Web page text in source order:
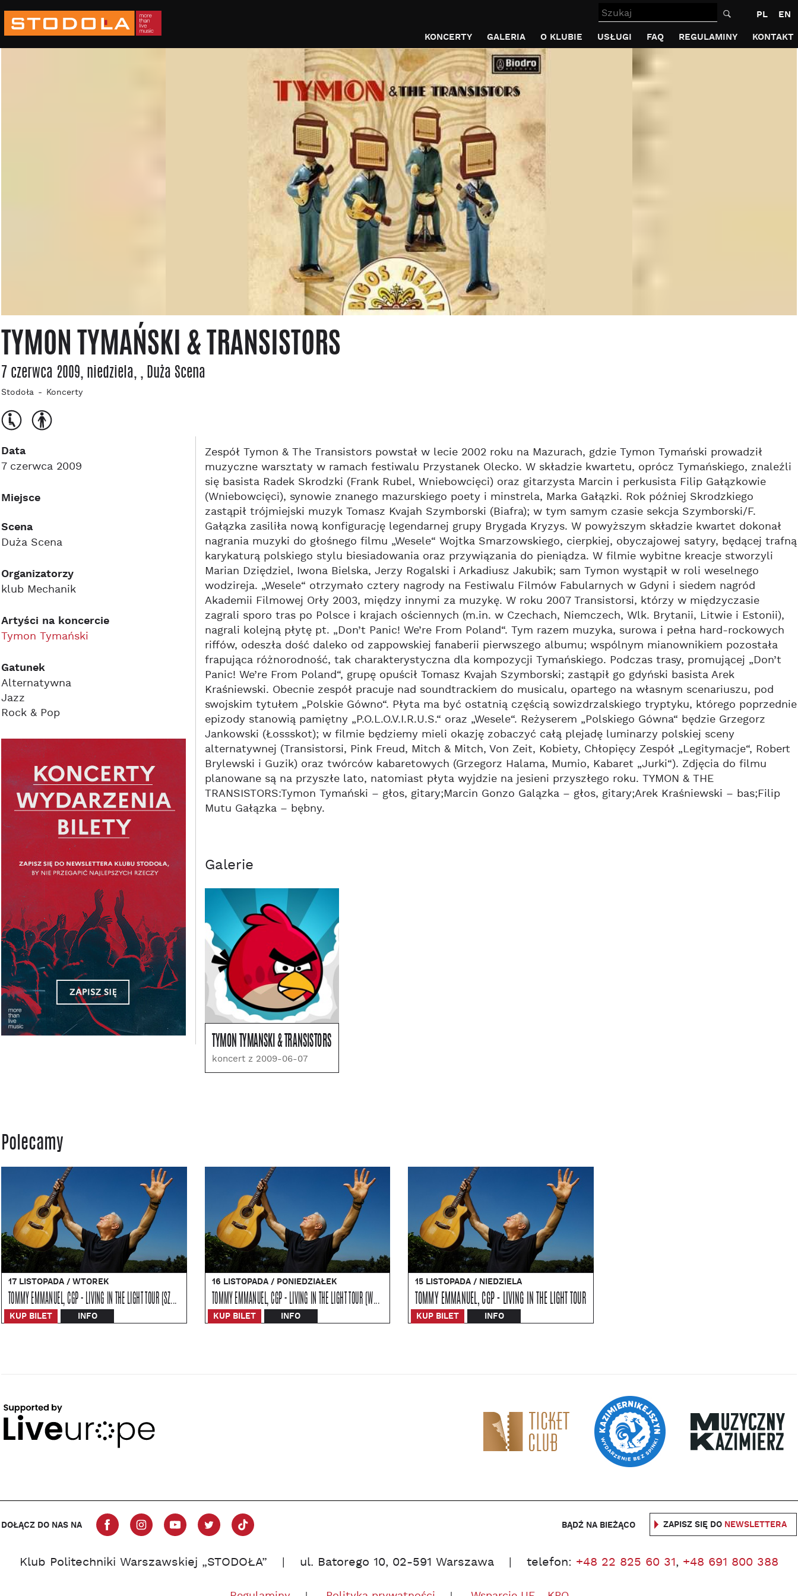
Szukaj PL
EN
KONCERTY
GALERIA O KLUBIE USŁUGI FAQ REGULAMINY KONTAKT
TYMON TYMAŃSKI & TRANSISTORS
7 czerwca 2009, niedziela,, Duża Scena
Stodoła Koncerty
Data
7 czerwca 2009
Miejsce
Scena
Duża Scena
Organizatorzy
klub Mechanik
Artyści na koncercie
Tymon Tymański
Gatunek
Alternatywna
Jazz
Rock & Pop
Zespół Tymon & The Transistors powstał w lecie 2002 roku na Mazurach, gdzie Tymon Tymański prowadził
muzyczne warsztaty w ramach festiwalu Przystanek Olecko. W składzie kwartetu, oprócz Tymańskiego, znaleźli
się basista Radek Skrodzki (Frank Rubel, Wniebowcięci) oraz gitarzysta Marcin i perkusista Filip Gałązkowie
(Wniebowcięci), synowie znanego mazurskiego poety i minstrela, Marka Gałązki. Rok później Skrodzkiego
zastąpił trójmiejski muzyk Tomasz Kvajah Szymborski (Biafra); w tym samym czasie sekcja Szymborski/F.
Gałązka zasiliła nową konfigurację legendarnej grupy Brygada Kryzys. W powyższym składzie kwartet dokonał
nagrania muzyki do głośnego filmu „Wesele“ Wojtka Smarzowskiego, cierpkiej, obyczajowej satyry, będącej trafną
karykaturą polskiego stylu biesiadowania oraz przywiązania do pieniądza. W filmie wybitne kreacje stworzyli
Marian Dziędziel, Iwona Bielska, Jerzy Rogalski i Arkadiusz Jakubik; sam Tymon wystąpił w roli weselnego
wodzireja. „Wesele“ otrzymało cztery nagrody na Festiwalu Filmów Fabularnych w Gdyni i siedem nagród
Akademii Filmowej Orły 2003, między innymi za muzykę. W roku 2007 Transistorsi, którzy w międzyczasie
zagrali sporo tras po Polsce i krajach ościennych (m.in. w Czechach, Niemczech, Wlk. Brytanii, Litwie i Estonii),
nagrali kolejną płytę pt. „Don’t Panic! We’re From Poland“. Tym razem muzyka, surowa i pełna hard-rockowych
riffów, odeszła dość daleko od zappowskiej fanaberii pierwszego albumu; wspólnym mianownikiem pozostała
frapująca różnorodność, tak charakterystyczna dla kompozycji Tymańskiego. Podczas trasy, promującej „Don’t
Panic! We’re From Poland“, grupę opuścił Tomasz Kvajah Szymborski; zastąpił go gdyński basista Arek
Kraśniewski. Obecnie zespół pracuje nad soundtrackiem do musicalu, opartego na własnym scenariuszu, pod
swojskim tytułem „Polskie Gówno“. Płyta ma być ostatnią częścią sowizdrzalskiego tryptyku, którego poprzednie
epizody stanowią pamiętny „P.O.L.O.V.I.R.U.S.“ oraz „Wesele“. Reżyserem „Polskiego Gówna“ będzie Grzegorz
Jankowski (Łossskot); w filmie będziemy mieli okazję zobaczyć całą plejadę luminarzy polskiej sceny
alternatywnej (Transistorsi, Pink Freud, Mitch & Mitch, Von Zeit, Kobiety, Chłopięcy Zespół „Legitymacje“, Robert
Brylewski i Guzik) oraz twórców kabaretowych (Grzegorz Halama, Mumio, Kabaret „Jurki“). Zdjęcia do filmu
planowane są na przyszłe lato, natomiast płyta wyjdzie na jesieni przyszłego roku. TYMON & THE
TRANSISTORS:Tymon Tymański – głos, gitary;Marcin Gonzo Galązka – głos, gitary;Arek Kraśniewski – bas;Filip
Mutu Gałązka – bębny.
Galerie
TYMON TYMAŃSKI & TRANSISTORS
koncert z 2009-06-07
Polecamy
17 LISTOPADA / WTOREK
TOMMY EMMANUEL, CGP - LIVING IN THE LIGHT TOUR (SZCZECIN)
KUP BILET INFO
16 LISTOPADA / PONIEDZIAŁEK
TOMMY EMMANUEL, CGP - LIVING IN THE LIGHT TOUR (WROCŁAW)
KUP BILET INFO
15 LISTOPADA / NIEDZIELA
TOMMY EMMANUEL, CGP - LIVING IN THE LIGHT TOUR
KUP BILET INFO
DOŁĄCZ DO NAS NA BĄDŹ NA BIEŻĄCO ZAPISZ SIĘ DO NEWSLETTERA
Klub Politechniki Warszawskiej „STODOŁA” ul. Batorego 10, 02-591 Warszawa telefon: +48 22 825 60 31, +48 691 800 388